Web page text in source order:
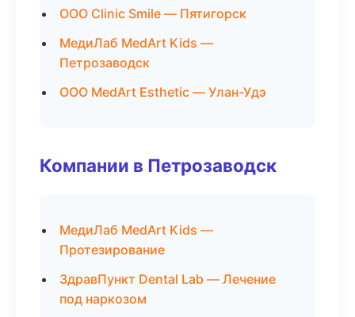
ООО Clinic Smile — Пятигорск
МедиЛаб MedArt Kids —
Петрозаводск
ООО MedArt Esthetic — Улан-Удэ
Компании в Петрозаводск
МедиЛаб MedArt Kids —
Протезирование
ЗдравПункт Dental Lab — Лечение
под наркозом